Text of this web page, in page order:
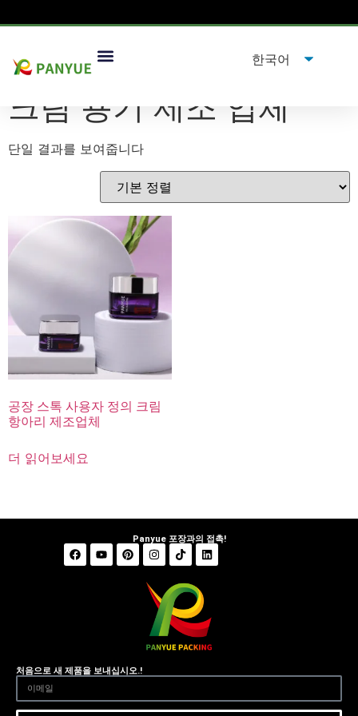
집/ 제품/ "태그"제품크림 용기 제조 업체”
크림 용기 제조 업체
단일 결과를 보여줍니다
공장 스톡 사용자 정의 크림
항아리 제조업체
더 읽어보세요
Panyue 포장과의 접촉!
처음으로 새 제품을 보내십시오.!